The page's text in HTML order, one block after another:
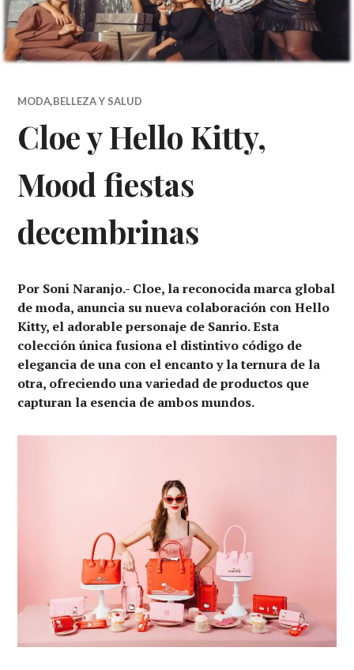
MODA,BELLEZA Y SALUD
Cloe y Hello Kitty,
Mood fiestas
decembrinas
Por Soni Naranjo.- Cloe, la reconocida marca global
de moda, anuncia su nueva colaboración con Hello
Kitty, el adorable personaje de Sanrio. Esta
colección única fusiona el distintivo código de
elegancia de una con el encanto y la ternura de la
otra, ofreciendo una variedad de productos que
capturan la esencia de ambos mundos.